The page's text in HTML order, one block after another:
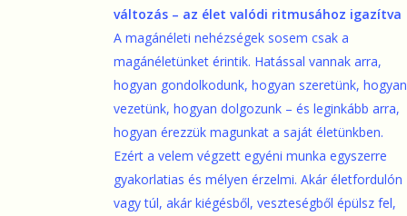
változás – az élet valódi ritmusához igazítva
A magánéleti nehézségek sosem csak a
magánéletünket érintik. Hatással vannak arra,
hogyan gondolkodunk, hogyan szeretünk, hogyan
vezetünk, hogyan dolgozunk – és leginkább arra,
hogyan érezzük magunkat a saját életünkben.
Ezért a velem végzett egyéni munka egyszerre
gyakorlatias és mélyen érzelmi. Akár életfordulón
vagy túl, akár kiégésből, veszteségből épülsz fel,